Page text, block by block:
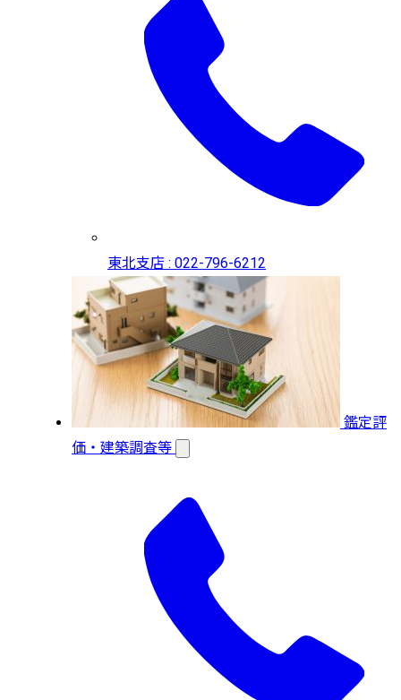
東北支店 : 022-796-6212
鑑定評
価・建築調査等